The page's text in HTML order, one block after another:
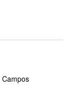
Campos